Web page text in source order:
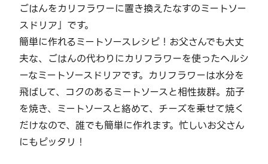
ごはんをカリフラワーに置き換えたなすのミートソー
スドリア」です。
簡単に作れるミートソースレシピ！お父さんでも大丈
夫な、ごはんの代わりにカリフラワーを使ったヘルシ
ーなミートソースドリアです。カリフラワーは水分を
飛ばして、コクのあるミートソースと相性抜群。茄子
を焼き、ミートソースと絡めて、チーズを乗せて焼く
だけなので、誰でも簡単に作れます。忙しいお父さん
にもピッタリ！